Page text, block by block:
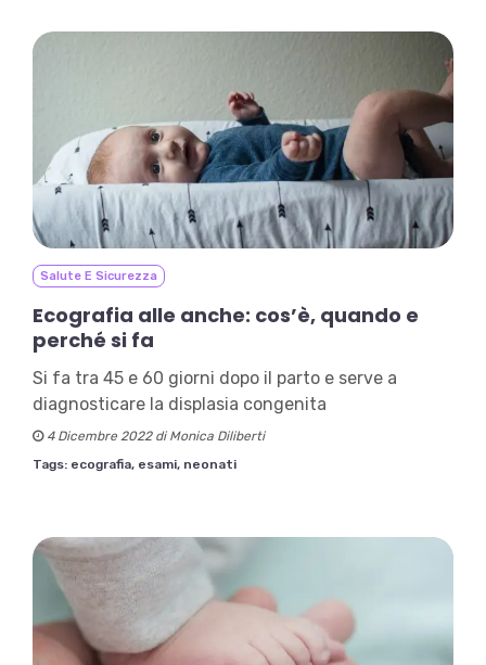
Salute E Sicurezza
Ecografia alle anche: cos’è, quando e
perché si fa
Si fa tra 45 e 60 giorni dopo il parto e serve a
diagnosticare la displasia congenita
4 Dicembre 2022 di Monica Diliberti
Tags: ecografia, esami, neonati